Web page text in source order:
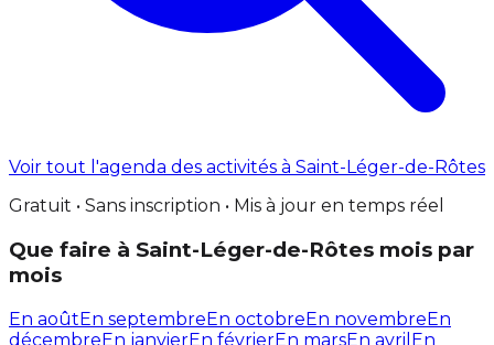
Voir tout l'agenda des activités à Saint-Léger-de-Rôtes
Gratuit • Sans inscription • Mis à jour en temps réel
Que faire à Saint-Léger-de-Rôtes mois par
mois
En aoûtEn septembreEn octobreEn novembreEn
décembreEn janvierEn févrierEn marsEn avril En